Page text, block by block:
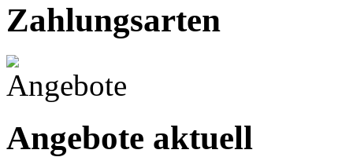
Zahlungsarten
Angebote aktuell